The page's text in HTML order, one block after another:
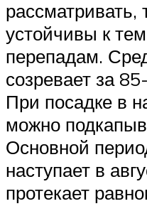
рассматривать,
устойчивы к
перепадам.
созревает за
При посадке в
можно
Основной
наступает в
протекает